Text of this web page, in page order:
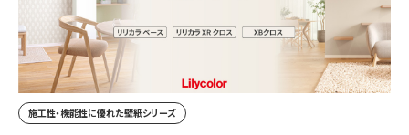
施工性・機能性に優れた壁紙シリーズ